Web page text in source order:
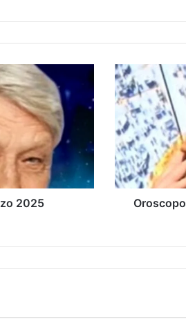
2025